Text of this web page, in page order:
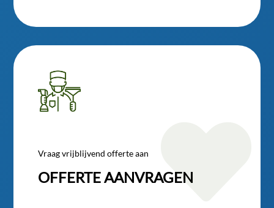
Vraag vrijblijvend offerte aan
OFFERTE AANVRAGEN
